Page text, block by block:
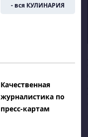
- вся КУЛИНАРИЯ
Качественная
журналистика по
пресс-картам